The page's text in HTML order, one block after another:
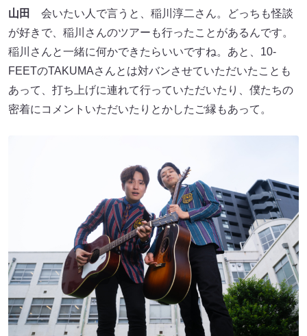
山田
会いたい人で言うと、稲川淳二さん。どっちも怪談
が好きで、稲川さんのツアーも行ったことがあるんです。
稲川さんと一緒に何かできたらいいですね。あと、10-
FEETのTAKUMAさんとは対バンさせていただいたことも
あって、打ち上げに連れて行っていただいたり、僕たちの
密着にコメントいただいたりとかしたご縁もあって。